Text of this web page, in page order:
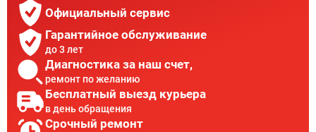
Официальный сервис
Гарантийное обслуживание
до 3 лет
Диагностика за наш счет,
ремонт по желанию
Бесплатный выезд курьера
в день обращения
Срочный ремонт